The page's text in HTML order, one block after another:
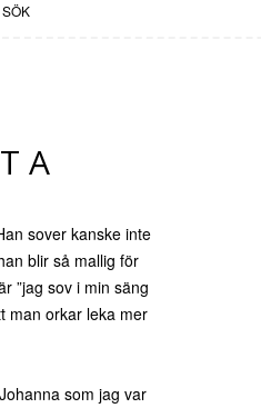
SÖK
sover kanske inte
blir så mallig för
”jag sov i min säng
man orkar leka mer
som jag var